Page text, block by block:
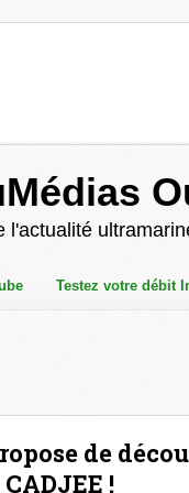
l'actualité
Testez votre débit
de
!